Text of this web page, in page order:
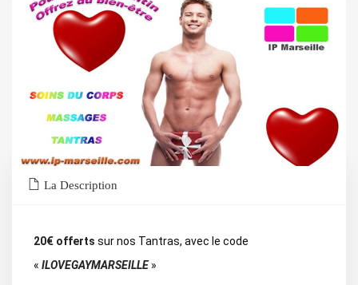
La Description
20€ offerts sur nos Tantras, avec le code
« ILOVEGAYMARSEILLE»